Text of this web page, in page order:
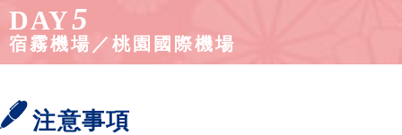
DAY5
宿霧機場／桃園國際機場
注意事項